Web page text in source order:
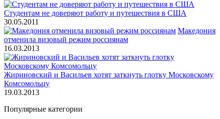
Студентам не доверяют работу и путешествия в США
30.05.2011
Македония
отменила визовый режим россиянам
16.03.2013
Жириновский и Васильев хотят заткнуть глотку Московскому
Комсомольцу
19.03.2013
Популярные категории